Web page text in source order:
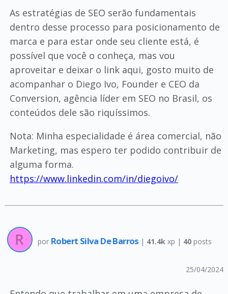
As estratégias de SEO serão fundamentais
dentro desse processo para posicionamento de
marca e para estar onde seu cliente está, é
possível que você o conheça, mas vou
aproveitar e deixar o link aqui, gosto muito de
acompanhar o Diego Ivo, Founder e CEO da
Conversion, agência líder em SEO no Brasil, os
conteúdos dele são riquíssimos.
Nota: Minha especialidade é área comercial, não
Marketing, mas espero ter podido contribuir de
alguma forma.
https://www.linkedin.com/in/diegoivo/
por Robert Silva De Barros | 41.4k xp | 40 posts
25/04/2024